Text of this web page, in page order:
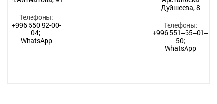
Телефоны:
+996 550 92-00-
04;
WhatsApp
Дуйшеева, 8
Телефоны:
+996 551‒65‒01‒
50;
WhatsApp